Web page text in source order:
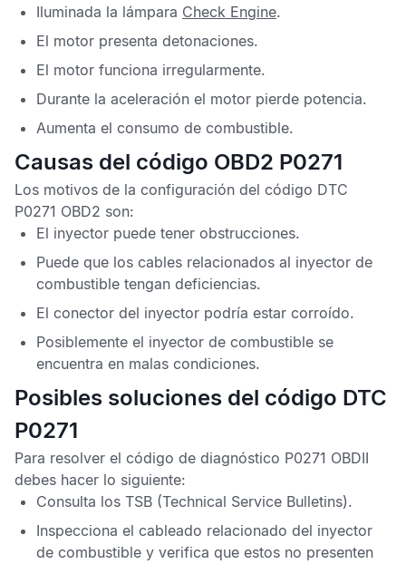
Iluminada la lámpara Check Engine.
El motor presenta detonaciones.
El motor funciona irregularmente.
Durante la aceleración el motor pierde potencia.
Aumenta el consumo de combustible.
Causas del código OBD2 P0271
Los motivos de la configuración del código DTC
P0271 OBD2 son:
El inyector puede tener obstrucciones.
Puede que los cables relacionados al inyector de
combustible tengan deficiencias.
El conector del inyector podría estar corroído.
Posiblemente el inyector de combustible se
encuentra en malas condiciones.
Posibles soluciones del código DTC
P0271
Para resolver el código de diagnóstico P0271 OBDII
debes hacer lo siguiente:
Consulta los TSB (Technical Service Bulletins).
Inspecciona el cableado relacionado del inyector
de combustible y verifica que estos no presenten